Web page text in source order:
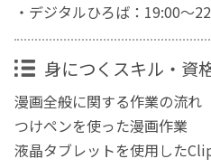
・デジタルひろば：19:00～
身につくスキル・資
漫画全般に関する作業の流れ
つけペンを使った漫画作業
液晶タブレットを使用した